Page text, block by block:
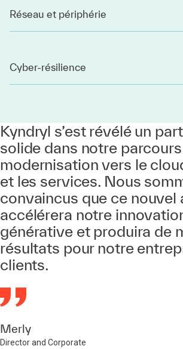
Réseau et périphérie
Cyber-résilience
Kyndryl s’est révélé un
solide dans notre
modernisation vers le
et les services. Nous
convaincus que ce nouvel
accélérera notre
générative et produira de
résultats pour notre
clients.
Merly
Director and Corporate